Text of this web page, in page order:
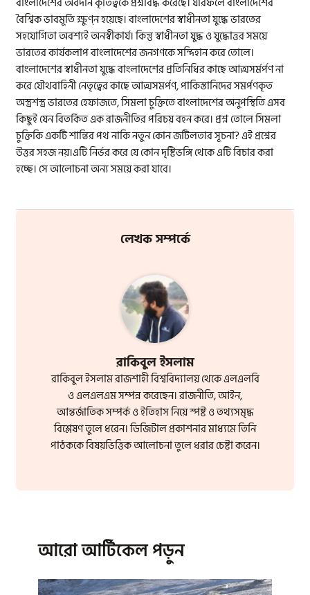
বৈশ্বিক ভাবমূর্তি ক্ষুণ্ন হয়েছে। বাংলাদেশের স্বাধীনতা যুদ্ধে ভারতের
সহযোগিতা অবশ্যই অনস্বীকার্য। কিন্তু স্বাধীনতা যুদ্ধ ও যুদ্ধোত্তর সময়ে
ভারতের কার্যকলাপ বাংলাদেশের জনগণকে সন্দিহান করে তোলে।
বাংলাদেশের স্বাধীনতা যুদ্ধে বাংলাদেশের প্রতিনিধির কাছে আত্মসর্মর্পণ না
করে যৌথবাহিনী নেতৃত্বের কাছে আত্মসমর্পণ, পাকিস্তানিদের সমর্পণকৃত
অস্ত্রশস্ত্র ভারতের হেফাজতে, সিমলা চুক্তিতে বাংলাদেশের অনুপস্থিতি এসব
কিছুই যেন বিতর্কিত এক রাজনীতির পরিচয় বহন করে। প্রশ্ন তোলে সিমলা
চুক্তিকি একটি শান্তির পথ নাকি নতুন কোন জটিলতার সূচনা? এই প্রশ্নের
উত্তর সহজ নয়।এটি নির্ভর করে যে কোন দৃষ্টিভঙ্গি থেকে এটি বিচার করা
হচ্ছে। সে আলোচনা অন্য সময়ে করা যাবে।
লেখক সম্পর্কে
রাকিবুল ইসলাম
রাকিবুল ইসলাম রাজশাহী বিশ্ববিদ্যালয় থেকে এলএলবি
ও এলএলএম সম্পন্ন করেছেন। রাজনীতি, আইন,
আন্তর্জাতিক সম্পর্ক ও ইতিহাস নিয়ে স্পষ্ট ও তথ্যসমৃদ্ধ
বিশ্লেষণ তুলে ধরেন। ডিজিটাল প্রকাশনার মাধ্যমে তিনি
পাঠককে বিষয়ভিত্তিক আলোচনা তুলে ধরার চেষ্টা করেন।
আরো আর্টিকেল পড়ুন